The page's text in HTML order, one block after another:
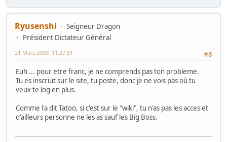
Ryusenshi
Seigneur Dragon
Président Dictateur Général
#8
21 Mars 2009, 11:37:51
Euh ... pour etre franc, je ne comprends pas ton probleme.
Tu es inscriut sur le site, tu poste, donc je ne vois pas où tu
veux te log en plus.
Comme l'a dit Tatoo, si c'est sur le "wiki", tu n'as pas les acces et
d'ailleurs personne ne les as sauf les Big Boss.